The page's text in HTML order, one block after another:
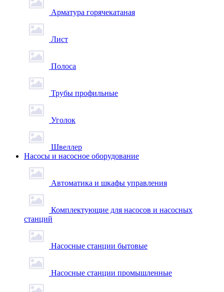
Арматура горячекатаная
Лист
Полоса
Трубы профильные
Уголок
Швеллер
Насосы и насосное оборудование
Автоматика и шкафы управления
Комплектующие для насосов и насосных
станций
Насосные станции бытовые
Насосные станции промышленные